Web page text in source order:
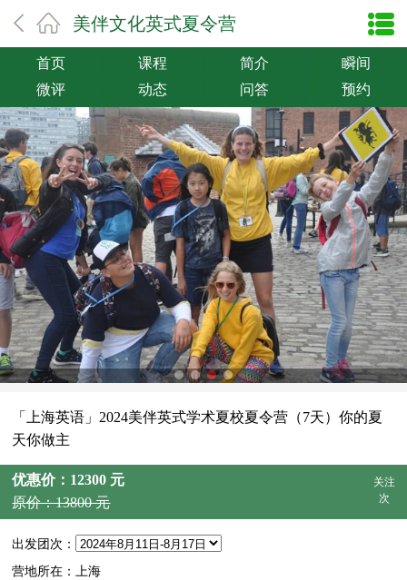
美伴文化英式夏令营
首页 课程 简介
瞬间
微评
动态 问答 预约
「上海英语」2024美伴英式学术夏校夏令营（7天）你的夏
天你做主
优惠价：12300 元
原价：13800 元
关注
次
出发团次：
营地所在：上海